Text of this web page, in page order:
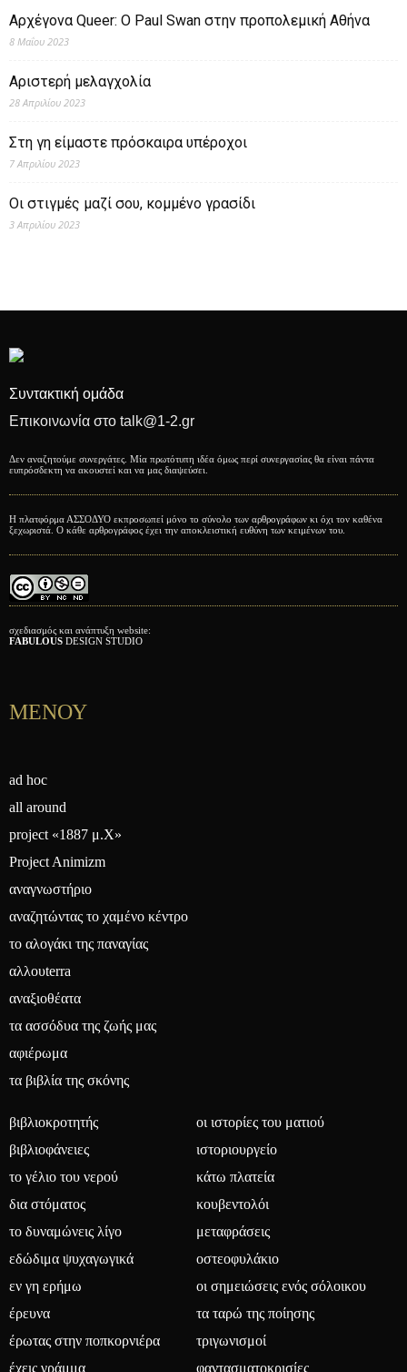
Αρχέγονα Queer: O Paul Swan στην προπολεμική Αθήνα
8 Μαΐου 2023
Αριστερή μελαγχολία
28 Απριλίου 2023
Στη γη είμαστε πρόσκαιρα υπέροχοι
7 Απριλίου 2023
Οι στιγμές μαζί σου, κομμένο γρασίδι
3 Απριλίου 2023
Συντακτική ομάδα
Επικοινωνία στο talk@1-2.gr
Δεν αναζητούμε συνεργάτες. Μία πρωτότυπη ιδέα όμως περί συνεργασίας θα είναι πάντα
ευπρόσδεκτη να ακουστεί και να μας διαψεύσει.
Η πλατφόρμα ΑΣΣΟΔΥΟ εκπροσωπεί μόνο το σύνολο των αρθρογράφων κι όχι τον καθένα
ξεχωριστά. Ο κάθε αρθρογράφος έχει την αποκλειστική ευθύνη των κειμένων του.
σχεδιασμός και ανάπτυξη website:
FABULOUS DESIGN STUDIO
ΜΕΝΟΥ
ad hoc
all around
project «1887 μ.Χ»
Project Animizm
αναγνωστήριο
αναζητώντας το χαμένο κέντρο
το αλογάκι της παναγίας
αλλουterra
αναξιοθέατα
τα ασσόδυα της ζωής μας
αφιέρωμα
τα βιβλία της σκόνης
βιβλιοκροτητής
βιβλιοφάνειες
το γέλιο του νερού
δια στόματος
το δυναμώνεις λίγο
εδώδιμα ψυχαγωγικά
εν γη ερήμω
έρευνα
έρωτας στην ποπκορνιέρα
έχεις γράμμα
οι ιστορίες του ματιού
ιστοριουργείο
κάτω πλατεία
κουβεντολόι
μεταφράσεις
οστεοφυλάκιο
οι σημειώσεις ενός σόλοικου
τα ταρώ της ποίησης
τριγωνισμοί
φαντασματοκρισίες